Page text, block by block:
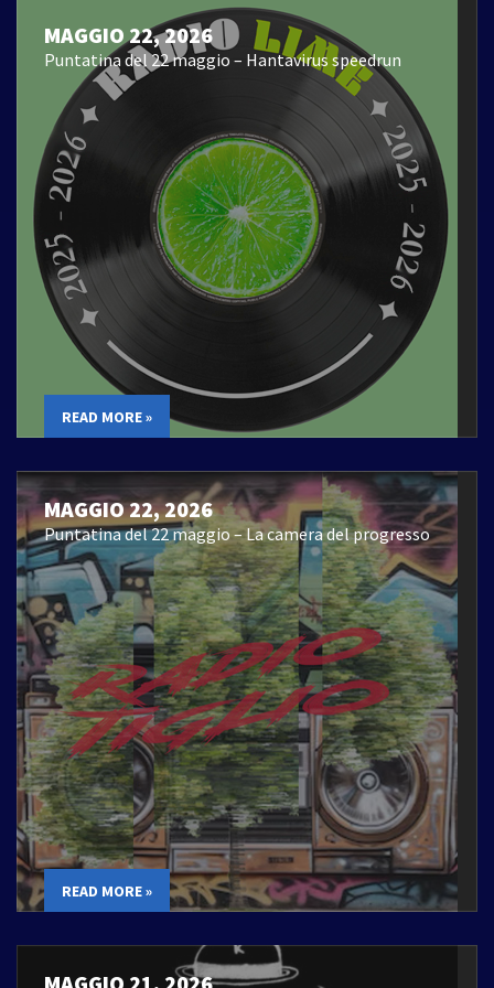
MAGGIO 22, 2026
Puntatina del 22 maggio – Hantavirus speedrun
READ MORE »
MAGGIO 22, 2026
Puntatina del 22 maggio – La camera del progresso
READ MORE »